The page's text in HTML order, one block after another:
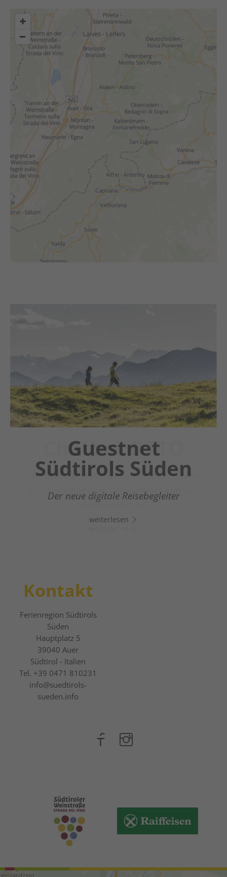
Chatbot OTTO
Dein digitaler Assistent in Südtirols Süden -
Klicke auf den Link, öffne Whats App und
chatte direkt los!
Guestnet
Südtirols Süden
Der neue digitale Reisebegleiter
weiterlesen
Kontakt
Ferienregion Südtirols
Süden
Hauptplatz 5
39040 Auer
Südtirol - Italien
Tel. +39 0471 810231
info@suedtirols-
sueden.info